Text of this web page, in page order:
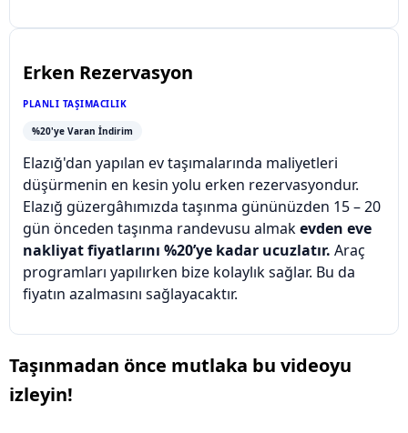
Erken Rezervasyon
PLANLI TAŞIMACILIK
%20'ye Varan İndirim
Elazığ'dan yapılan ev taşımalarında maliyetleri
düşürmenin en kesin yolu erken rezervasyondur.
Elazığ güzergâhımızda taşınma gününüzden 15 – 20
gün önceden taşınma randevusu almakevden eve
nakliyat fiyatlarını %20’ye kadar ucuzlatır. Araç
programları yapılırken bize kolaylık sağlar. Bu da
fiyatın azalmasını sağlayacaktır.
Taşınmadan önce mutlaka bu videoyu
izleyin!